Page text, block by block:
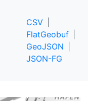
CSV
FlatGeobuf
GeoJSON
JSON-FG